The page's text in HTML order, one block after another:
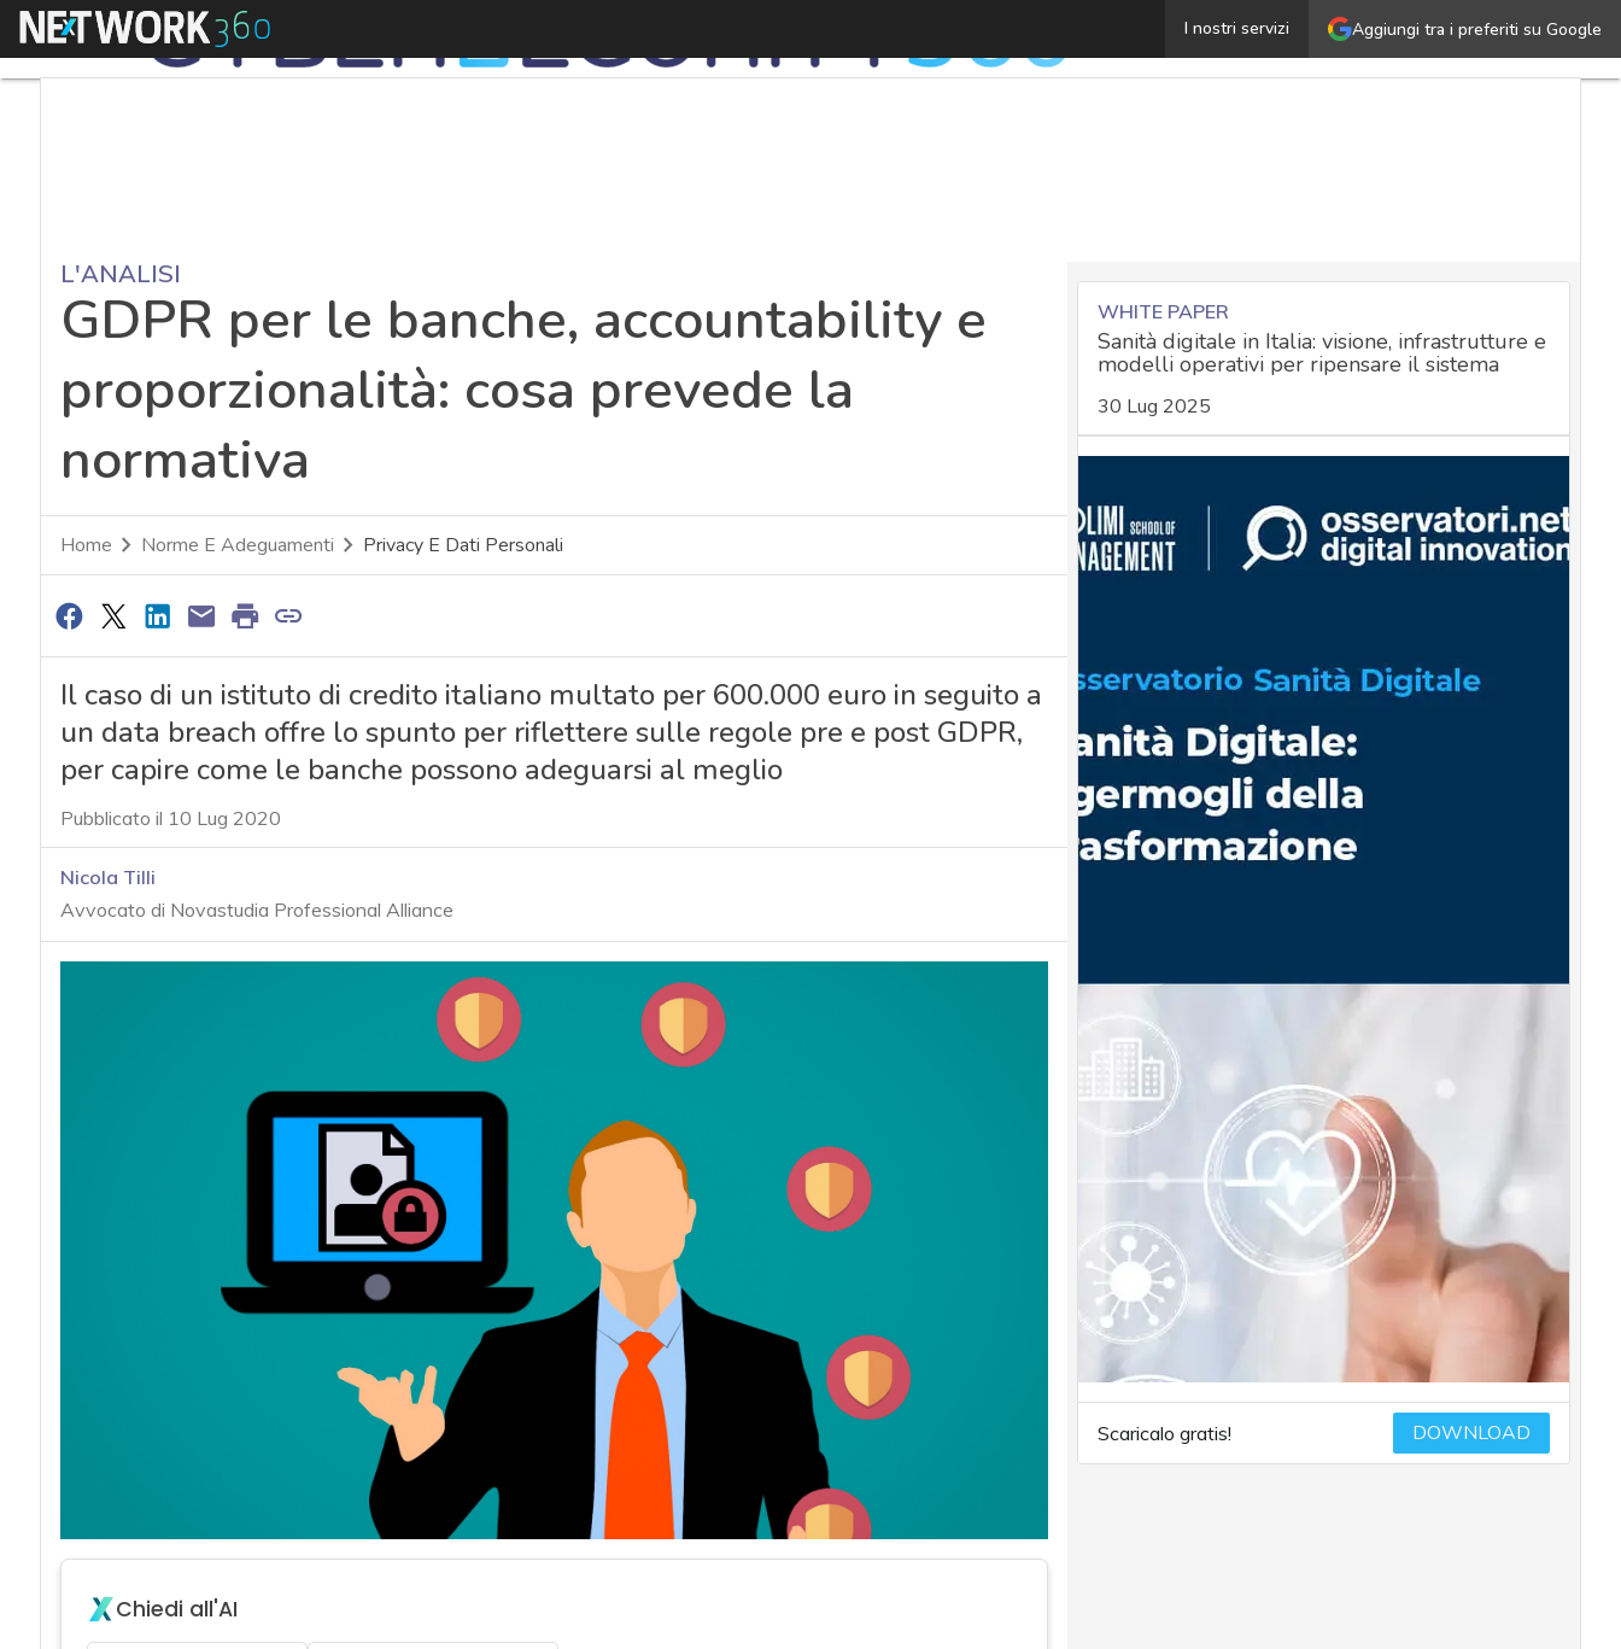
Aggiungi tra i preferiti su Google
I nostri servizi
Menu GDPR per le banche, accountability e proporzionalità:
L'ANALISI
GDPR per le banche, accountability e
proporzionalità: cosa prevede la
normativa
Home Norme E Adeguamenti Privacy E Dati Personali
Il caso di un istituto di credito italiano multato per 600.000 euro in seguito a
un data breach offre lo spunto per riflettere sulle regole pre e post GDPR,
per capire come le banche possono adeguarsi al meglio
Pubblicato il 10 Lug 2020
Nicola Tilli
Avvocato di Novastudia Professional Alliance
Chiedi all'AI
WHITE PAPER
Sanità digitale in Italia: visione, infrastrutture e
modelli operativi per ripensare il sistema
30 Lug 2025
Scaricalo gratis! DOWNLOAD